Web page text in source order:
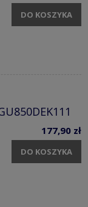
DO KOSZYKA
177,90 zł
DO KOSZYKA